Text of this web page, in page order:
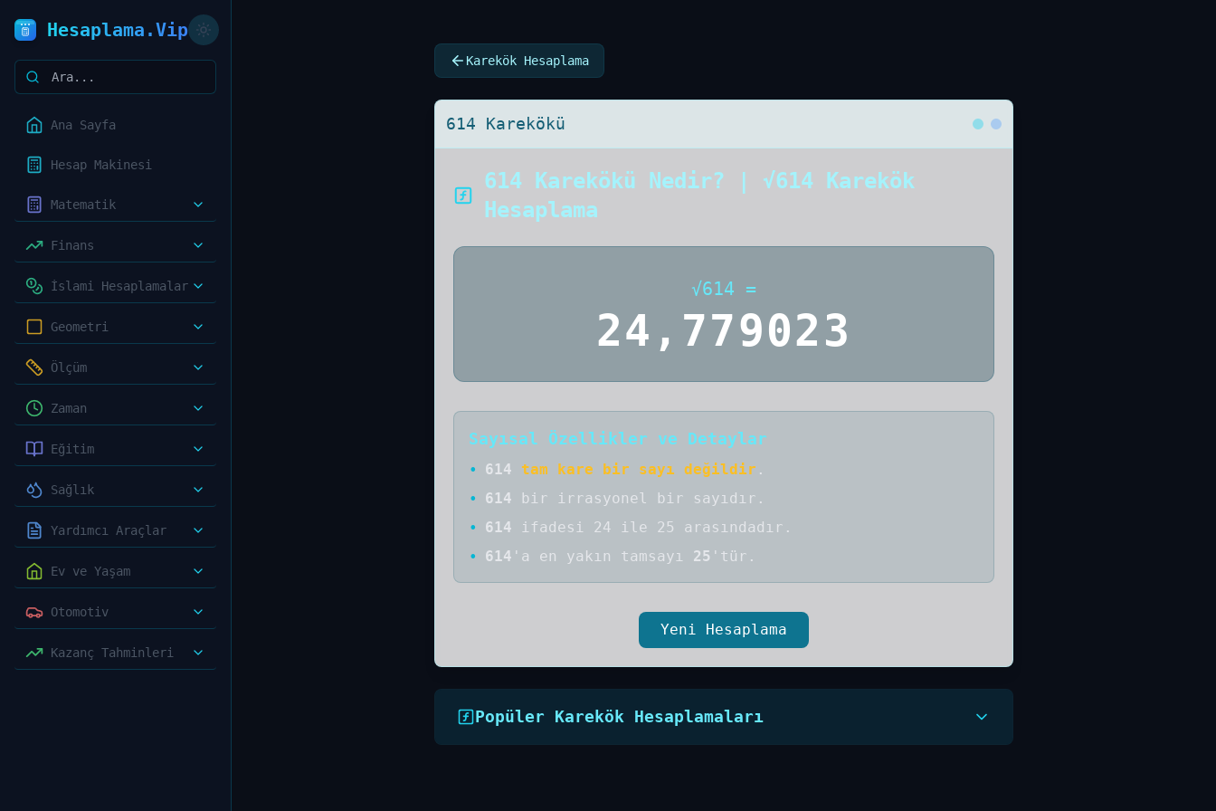
Hesaplama.Vip
Ana Sayfa
Hesap Makinesi
Matematik
Finans
İslami Hesaplamalar
Geometri
Ölçüm
Zaman
Eğitim
Sağlık
Yardımcı Araçlar
Ev ve Yaşam
Otomotiv
Kazanç Tahminleri
Karekök Hesaplama
614 Karekökü
614 Karekökü Nedir? | √614 Karekök
Hesaplama
√614 =
24,779023
Sayısal Özellikler ve Detaylar
• 614 tam kare bir sayı değildir .
•
614 bir irrasyonel bir sayıdır .
•
614
ifadesi 24 ile 25 arasındadır.
•
614 'a en yakın tamsayı 25 'tür.
Yeni Hesaplama
Popüler Karekök Hesaplamaları